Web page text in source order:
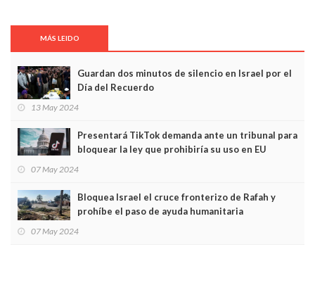
MÁS LEIDO
Guardan dos minutos de silencio en Israel por el
Día del Recuerdo
13 May 2024
Presentará TikTok demanda ante un tribunal para
bloquear la ley que prohibiría su uso en EU
07 May 2024
Bloquea Israel el cruce fronterizo de Rafah y
prohíbe el paso de ayuda humanitaria
07 May 2024